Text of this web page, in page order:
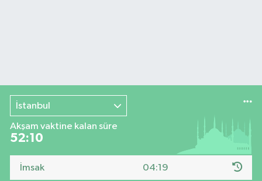
İstanbul
Akşam vaktine kalan süre
52:09
İmsak 04:19